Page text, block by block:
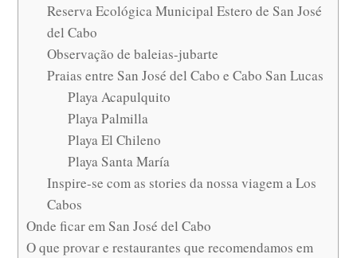
Reserva Ecológica Municipal Estero de San José
del Cabo
Observação de baleias-jubarte
Praias entre San José del Cabo e Cabo San Lucas
Playa Acapulquito
Playa Palmilla
Playa El Chileno
Playa Santa María
Inspire-se com as stories da nossa viagem a Los
Cabos
Onde ficar em San José del Cabo
O que provar e restaurantes que recomendamos em